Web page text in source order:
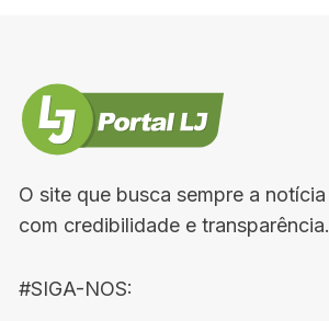
O site que busca sempre a notícia
com credibilidade e transparência.
#SIGA-NOS: